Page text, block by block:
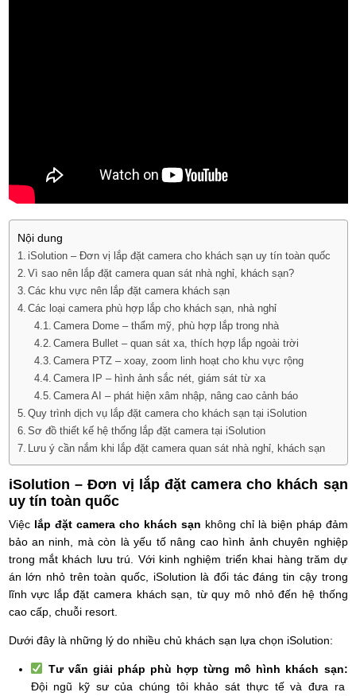
Nội dung
iSolution – Đơn vị lắp đặt camera cho khách sạn uy tín toàn quốc
Vì sao nên lắp đặt camera quan sát nhà nghỉ, khách sạn?
Các khu vực nên lắp đặt camera khách sạn
Các loại camera phù hợp lắp cho khách sạn, nhà nghỉ
Camera Dome – thẩm mỹ, phù hợp lắp trong nhà
Camera Bullet – quan sát xa, thích hợp lắp ngoài trời
Camera PTZ – xoay, zoom linh hoạt cho khu vực rộng
Camera IP – hình ảnh sắc nét, giám sát từ xa
Camera AI – phát hiện xâm nhập, nâng cao cảnh báo
Quy trình dịch vụ lắp đặt camera cho khách sạn tại iSolution
Sơ đồ thiết kế hệ thống lắp đặt camera tại iSolution
Lưu ý cần nắm khi lắp đặt camera quan sát nhà nghỉ, khách sạn
iSolution – Đơn vị lắp đặt camera cho khách sạn
uy tín toàn quốc
Việc lắp đặt camera cho khách sạn không chỉ là biện pháp đảm
bảo an ninh, mà còn là yếu tố nâng cao hình ảnh chuyên nghiệp
trong mắt khách lưu trú. Với kinh nghiệm triển khai hàng trăm dự
án lớn nhỏ trên toàn quốc, iSolution là đối tác đáng tin cậy trong
lĩnh vực lắp đặt camera khách sạn, từ quy mô nhỏ đến hệ thống
cao cấp, chuỗi resort.
Dưới đây là những lý do nhiều chủ khách sạn lựa chọn iSolution:
Tư vấn giải pháp phù hợp từng mô hình khách sạn:
Đội ngũ kỹ sư của chúng tôi khảo sát thực tế và đưa ra